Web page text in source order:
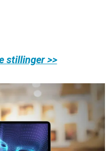
stillinger >>